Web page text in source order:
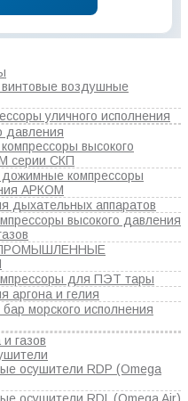
воздушные
уличного исполнения
давления
высокого
серии СКП
компрессоры
АРКОМ
дыхательных аппаратов
высокого давления
для ПЭТ тары
аргона и гелия
морского исполнения
газов
осушители RDP (Omega